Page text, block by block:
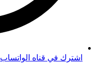
اشترك في قناه الواتساب